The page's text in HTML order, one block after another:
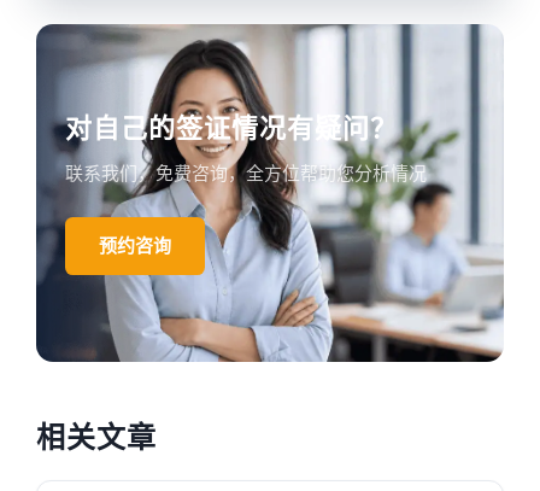
对自己的签证情况有疑问？
联系我们，免费咨询，全方位帮助您分析情况
预约咨询
相关文章